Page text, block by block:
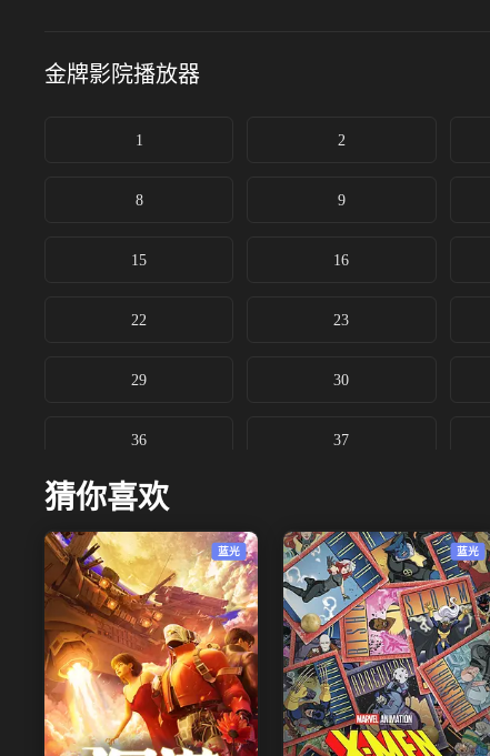
金牌影院播放器
1 2
8 9
15 16
22 23
29 30
36 37
43
猜你喜欢
蓝光 蓝光